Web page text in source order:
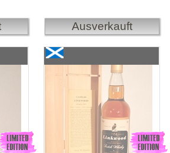
Ausverkauft
«Rare Malts Selection»
Gordon & Macphail,
Linkwood 46 Years Old
«Rare Vintage» 1954/2000